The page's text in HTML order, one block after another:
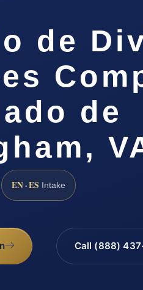
de
de
EN · ES Intake
Call (888)